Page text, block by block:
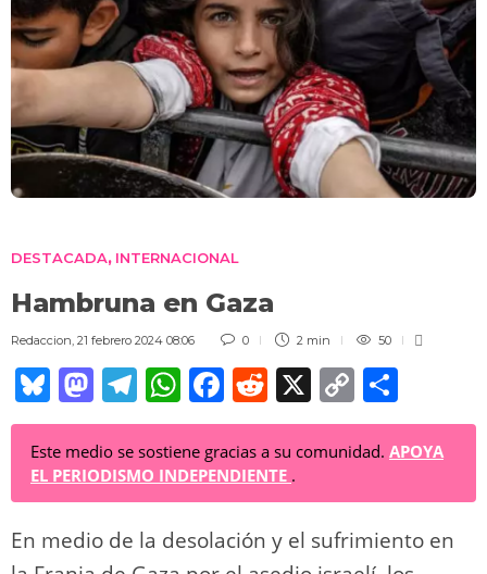
DESTACADA, INTERNACIONAL
Hambruna en Gaza
Redaccion, 21 febrero 2024 08:06 0 2 min 50
Bl
u
e
sk
M
a
st
o
o
T
el
e
gr
a
m
W
h
at
s
p
F
a
c
e
b
o
R
e
d
di
X C
o
p
Li
n
o
m
ar
tir
Este medio se sostiene gracias a su comunidad. APOYA
EL PERIODISMO INDEPENDIENTE .
En medio de la desolación y el sufrimiento en